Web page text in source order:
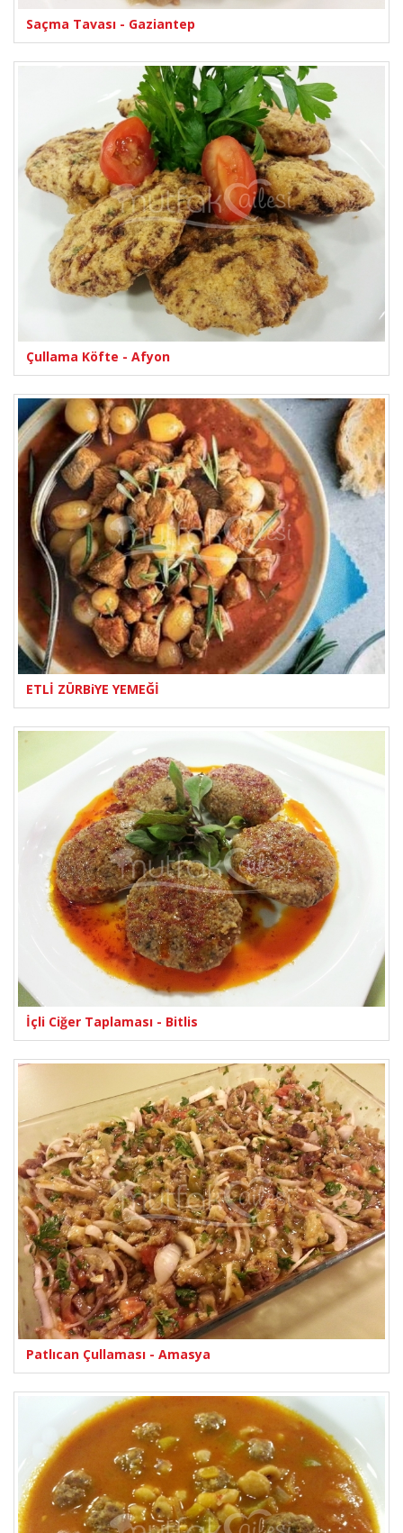
Saçma Tavası - Gaziantep
Çullama Köfte - Afyon
ETLİ ZÜRBiYE YEMEĞİ
İçli Ciğer Taplaması - Bitlis
Patlıcan Çullaması - Amasya